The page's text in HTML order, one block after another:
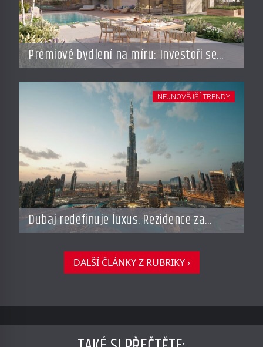
Prémiové bydlení na míru: Investoři se
vracejí do Česka, roste zájem o top
adresy i byty a domy za stovky milionů
Dubaj redefinuje luxus. Rezidence za
miliardy dnes připomínají soukromé
resorty budoucnosti
NEJNOVĚJŠÍ TRENDY
DALŠÍ ČLÁNKY Z RUBRIKY ›